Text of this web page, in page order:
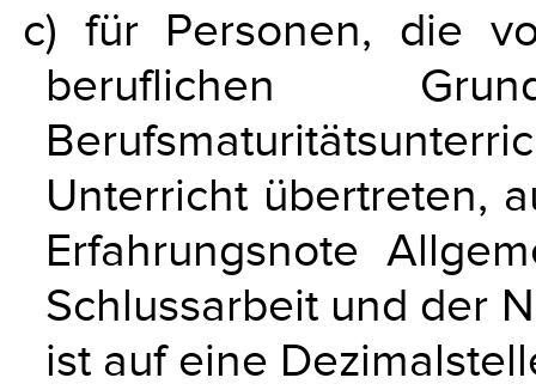
c) für Personen, die
beruflichen
Unterricht übertreten,
Erfahrungsnote
Schlussarbeit und der
ist auf eine